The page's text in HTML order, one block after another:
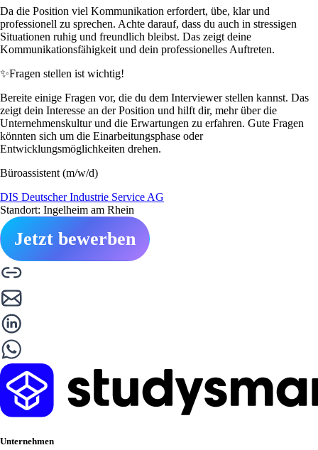
Da die Position viel Kommunikation erfordert, übe, klar und
professionell zu sprechen. Achte darauf, dass du auch in stressigen
Situationen ruhig und freundlich bleibst. Das zeigt deine
Kommunikationsfähigkeit und dein professionelles Auftreten.
✨Fragen stellen ist wichtig!
Bereite einige Fragen vor, die du dem Interviewer stellen kannst. Das
zeigt dein Interesse an der Position und hilft dir, mehr über die
Unternehmenskultur und die Erwartungen zu erfahren. Gute Fragen
könnten sich um die Einarbeitungsphase oder
Entwicklungsmöglichkeiten drehen.
Büroassistent (m/w/d)
DIS Deutscher Industrie Service AG
Standort: Ingelheim am Rhein
Jetzt bewerben
Unternehmen